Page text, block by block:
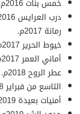
خمس بنات 2016م.
درب العرايس 2016م.
رمانة 2017م.
خيوط الحرير 2017م.
أماني العمر 2017م.
عطر الروح 2018م.
التاسع من فبراير 2018م.
أمنيات بعيدة 2019م.